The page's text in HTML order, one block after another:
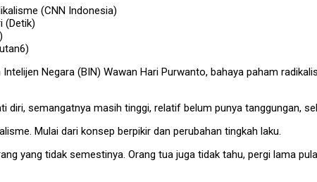
(CNN Indonesia)
(Detik)
Negara (BIN) Wawan Hari Purwanto, bahaya paham
diri, semangatnya masih tinggi, relatif belum punya tanggungan,
Mulai dari konsep berpikir dan perubahan tingkah laku.
yang tidak semestinya. Orang tua juga tidak tahu, pergi lama